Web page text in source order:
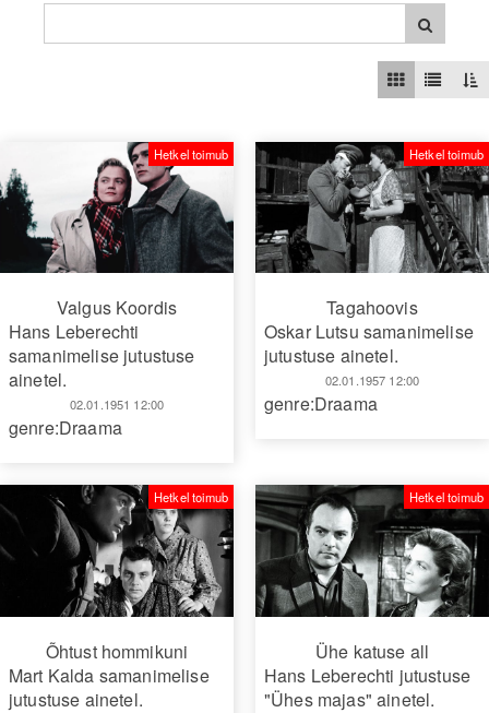
Valgus Koordis
Hans Leberechti
samanimelise jutustuse
ainetel.
02.01.1951 12:00
Hetkel toimub
genre:Draama
Tagahoovis
Oskar Lutsu samanimelise
jutustuse ainetel.
02.01.1957 12:00
Hetkel toimub
genre:Draama
Õhtust hommikuni
Mart Kalda samanimelise
jutustuse ainetel.
Hetkel toimub
Ühe katuse all
Hans Leberechti jutustuse
"Ühes majas" ainetel.
Hetkel toimub